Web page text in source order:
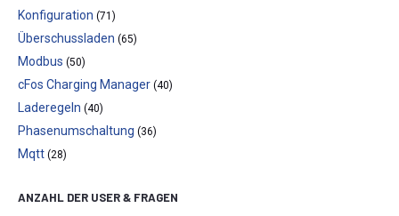
Konfiguration (71)
Überschussladen (65)
Modbus (50)
cFos Charging Manager (40)
Laderegeln (40)
Phasenumschaltung (36)
Mqtt (28)
ANZAHL DER USER & FRAGEN